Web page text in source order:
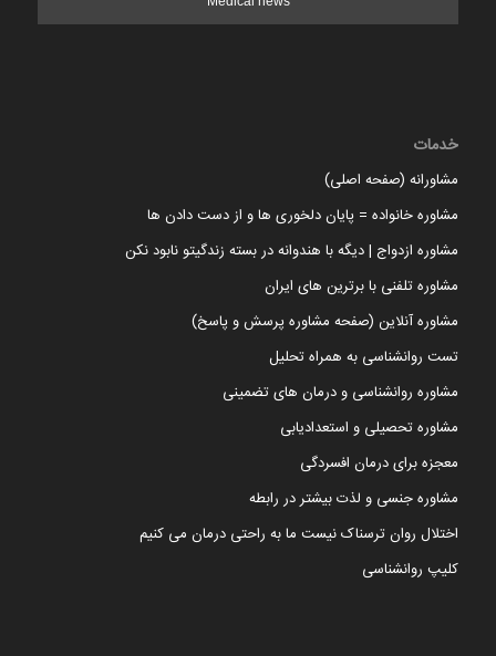
خدمات
مشاورانه (صفحه اصلی)
مشاوره خانواده = پایان دلخوری ها و از دست دادن ها
مشاوره ازدواج | دیگه با هندوانه در بسته زندگیتو نابود نکن
مشاوره تلفنی با برترین های ایران
مشاوره آنلاین (صفحه مشاوره پرسش و پاسخ)
تست روانشناسی به همراه تحلیل
مشاوره روانشناسی و درمان های تضمینی
مشاوره تحصیلی و استعدادیابی
معجزه برای درمان افسردگی
مشاوره جنسی و لذت بیشتر در رابطه
اختلال روان ترسناک نیست ما به راحتی درمان می کنیم
کلیپ روانشناسی